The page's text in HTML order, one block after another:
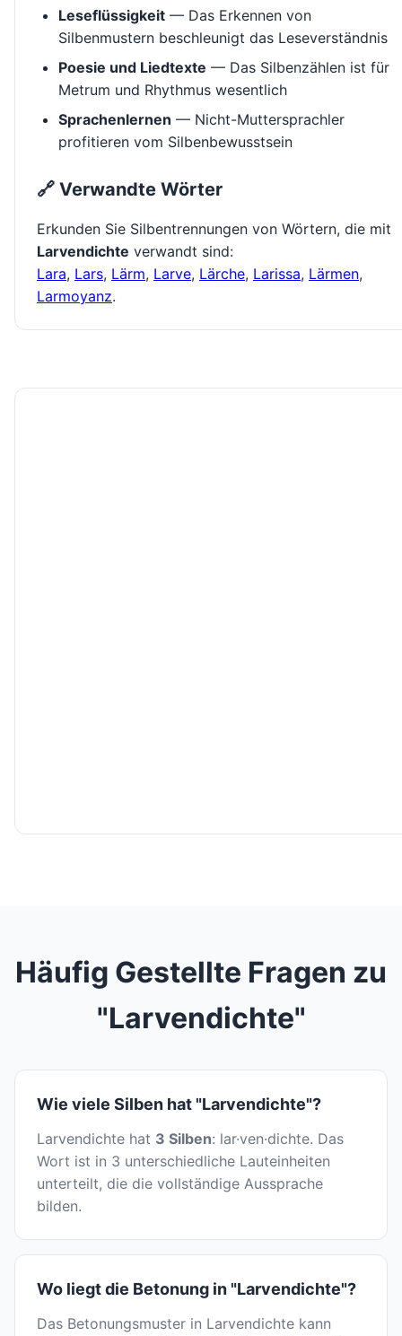
Leseflüssigkeit — Das Erkennen von
Silbenmustern beschleunigt das Leseverständnis
Poesie und Liedtexte — Das Silbenzählen ist für
Metrum und Rhythmus wesentlich
Sprachenlernen — Nicht-Muttersprachler
profitieren vom Silbenbewusstsein
🔗 Verwandte Wörter
Erkunden Sie Silbentrennungen von Wörtern, die mit
Larvendichte verwandt sind:
Lara, Lars, Lärm, Larve, Lärche, Larissa, Lärmen,
Larmoyanz.
Häufig Gestellte Fragen zu
"Larvendichte"
Wie viele Silben hat "Larvendichte"?
Larvendichte hat 3 Silben: lar·ven·dichte. Das
Wort ist in 3 unterschiedliche Lauteinheiten
unterteilt, die die vollständige Aussprache
bilden.
Wo liegt die Betonung in "Larvendichte"?
Das Betonungsmuster in Larvendichte kann